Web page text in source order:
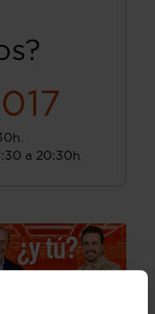
a 20:30h